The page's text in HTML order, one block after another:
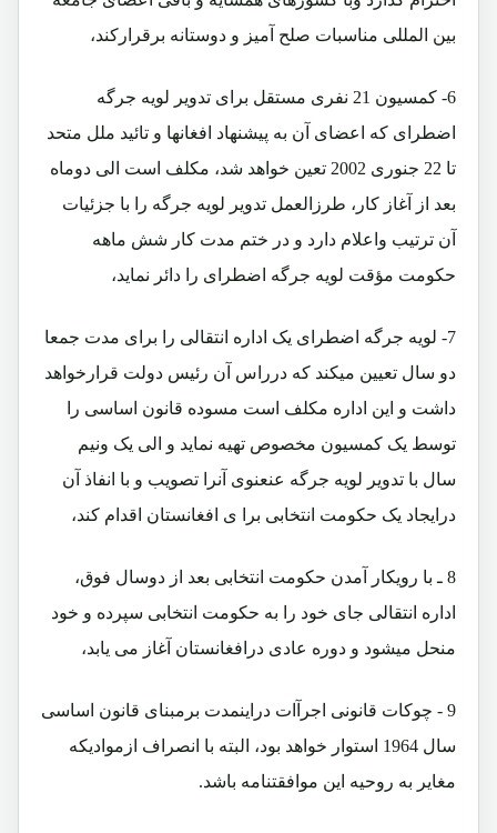
بین المللی مناسبات صلح آمیز و دوستانه برقرارکند،
6- کمسیون 21 نفری مستقل برای تدویر لویه جرگه
اضطرای که اعضای آن به پیشنهاد افغانها و تائید ملل متحد
تا 22 جنوری 2002 تعین خواهد شد، مکلف است الی دوماه
بعد از آغاز کار، طرزالعمل تدویر لویه جرگه را با جزئیات
آن ترتیب واعلام دارد و در ختم مدت کار شش ماهه
حکومت مؤقت لویه جرگه اضطرای را دائر نماید،
7- لویه جرگه اضطرای یک اداره انتقالی را برای مدت جمعا
دو سال تعیین میکند که درراس آن رئیس دولت قرارخواهد
داشت و این اداره مکلف است مسوده قانون اساسی را
توسط یک کمسیون مخصوص تهیه نماید و الی یک ونیم
سال با تدویر لویه جرگه عنعنوی آنرا تصویب و با انفاذ آن
درایجاد یک حکومت انتخابی برا ی افغانستان اقدام کند،
8 ـ با رویکار آمدن حکومت انتخابی بعد از دوسال فوق،
اداره انتقالی جای خود را به حکومت انتخابی سپرده و خود
منحل میشود و دوره عادی درافغانستان آغاز می یابد،
9 - چوکات قانونی اجرآات دراینمدت برمبنای قانون اساسی
سال 1964 استوار خواهد بود، البته با انصراف ازموادیکه
مغایر به روحیه این موافقتنامه باشد.